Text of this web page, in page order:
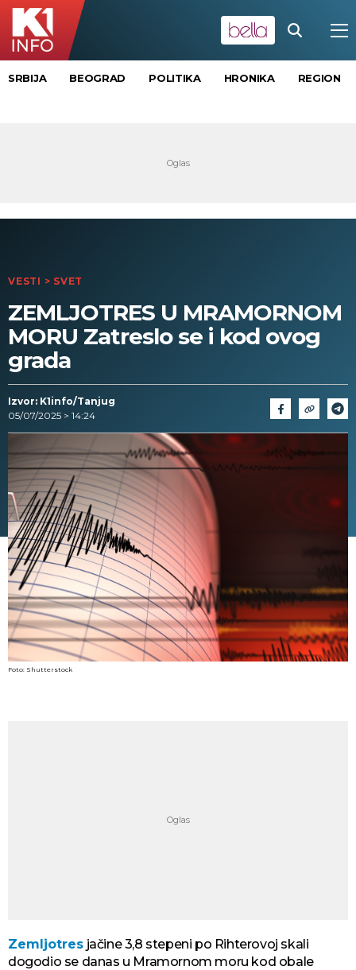
SRBIJA BEOGRAD POLITIKA HRONIKA REGION
VESTI > SVET
ZEMLJOTRES U MRAMORNOM
MORU Zatreslo se i kod ovog
grada
Izvor: K1info/Tanjug
05/07/2025 > 14:24
Foto: Shutterstock
Zemljotres jačine 3,8 stepeni po Rihterovoj skali
dogodio se danas u Mramornom moru kod obale